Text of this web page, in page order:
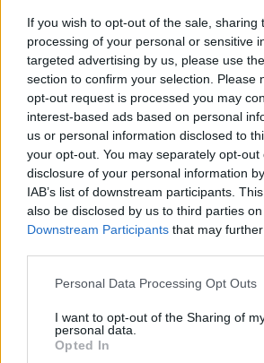
If you wish to opt-out of the sale, sharing
processing of your personal or sensitive
targeted advertising by us, please use
section to confirm your selection. Please
opt-out request is processed you may
interest-based ads based on personal
us or personal information disclosed to
your opt-out. You may separately opt-
disclosure of your personal information
IAB’s list of downstream participants.
also be disclosed by us to third parties
Downstream Participants that may
Please note that this website/app uses
not limited to your visit or usage
grant or deny consent to Google and its
use your data for below specified
Personal Data Processing Opt Outs
I want to opt-out of the Sharing of
personal data.
Opted In
Notizie in tempo
Entra nel canale
GalluraOggi.it
Inviaci le tue
i tuoi video e le
Su WhatsApp al
345 356 7512
Ricevi le nostre